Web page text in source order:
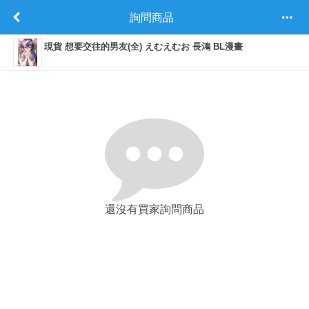
詢問商品
現貨 想要交往的男友(全) えむえむお 長鴻 BL漫畫
還沒有買家詢問商品